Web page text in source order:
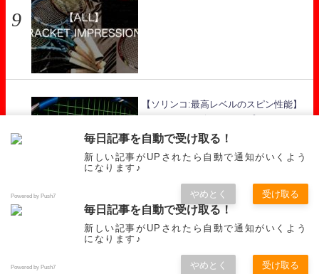
【ソリンコ:最高レベルのスピン性能】
RECOMMENDED
スタテニ【Star Tennis】 All Rights Reserved.
毎日記事を自動で受け取る！
新しい記事がUPされたら自動で通知がいくよう
になります♪
Powered by Push7 やめとく 受け取る
毎日記事を自動で受け取る！
新しい記事がUPされたら自動で通知がいくよう
になります♪
Powered by Push7 やめとく 受け取る